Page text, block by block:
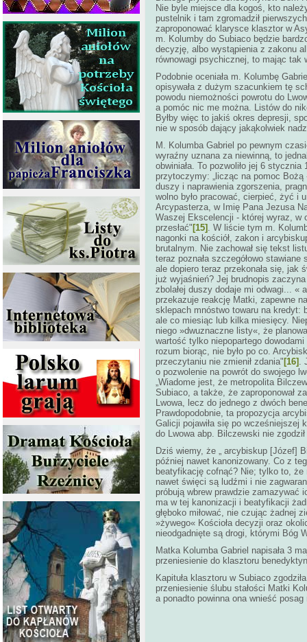
Nie byle miejsce dla kogoś, kto
pustelnik i tam zgromadził
zaproponować klarysce klasztor w
m. Kolumby do Subiaco będzie
decyzję, albo wystąpienia z zakonu
równowagi psychicznej, to mając tak
Podobnie oceniała m. Kolumbę
opisywała z dużym szacunkiem tę
powodu niemożności powrotu do
a pomóc nic me można. Listów do
Byłby więc to jakiś okres depresji,
nie w sposób dający jakąkolwiek
M. Kolumba Gabriel po pewnym
wyraźny uznana za niewinną, to
obwiniała. To pozwoliło jej 6
przytoczymy: „licząc na pomoc
duszy i naprawienia zgorszenia,
wolno było pracować, cierpieć, żyć i
Arcypasterza, w Imię Pana Jezusa
Waszej Ekscelencji - której wyraz, w
przesłać" [15] . W liście tym m.
nagonki na kościół, zakon i
brutalnym. Nie zachował się tekst
teraz poznała szczegółowo
ale dopiero teraz przekonała się, jak
już wyjaśnień? Jej brudnopis
zbolałej duszy dodaje mi odwagi... «
przekazuje reakcję Matki, zapewne
sklepach mnóstwo towaru na kredyt:
ale co miesiąc lub kilka miesięcy.
niego »dwuznaczne listy«, że
wartość tylko niepopartego
rozum biorąc, nie było po co.
przeczytaniu nie zmienił zdania" [16] .
o pozwolenie na powrót do swojego
„Wiadome jest, że metropolita
Subiaco, a także, że zaproponował
Lwowa, lecz do jednego z dwóch
Prawdopodobnie, ta propozycja
Galicji pojawiła się po wcześniejszej
do Lwowa abp. Bilczewski nie
Dziś wiemy, że „ arcybiskup [Józef]
później nawet kanonizowany. Co z
beatyfikację cofnąć? Nie; tylko to, że
nawet święci są ludźmi i nie
próbują wbrew prawdzie zamazywać
ma w tej kanonizacji i beatyfikacji
głęboko miłować, nie czując żadnej
»żywego« Kościoła decyzji oraz
nieodgadnięte są drogi, którymi Bóg
Matka Kolumba Gabriel napisała 3
przeniesienie do klasztoru
Kapituła klasztoru w Subiaco
przeniesienie ślubu stałości Matki
a ponadto powinna ona wnieść